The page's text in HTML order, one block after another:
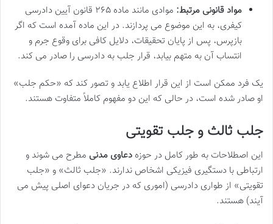
مواد قانونی مرتبط:
موادی مانند ماده ۲۶۵ قانون آیین دادرسی
کیفری، به این موضوع می پردازند. در این ماده آمده است که اگر
بازپرس، پس از پایان تحقیقات، دلایل کافی برای وقوع جرم و
انتساب آن به متهم بیابد، قرار جلب به دادرسی را صادر می کند.
یک فرد ممکن است از این قرار اطلاع یابد و تصور کند که «حکم جلب»
او صادر شده است، در حالی که این دو مفهوم کاملاً متفاوت هستند.
جلب ثالث و جلب تقویتی
این اصطلاحات به طور کامل در حوزه دعاوی مدنی مطرح می شوند و
ارتباطی با دستگیری فیزیکی اشخاص ندارند. «جلب ثالث» و «جلب
تقویتی» از طواری دادرسی (اموری که در جریان دعوای اصلی پیش می
آیند) هستند.